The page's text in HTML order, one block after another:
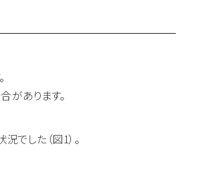
があります。
況でした（図1）。